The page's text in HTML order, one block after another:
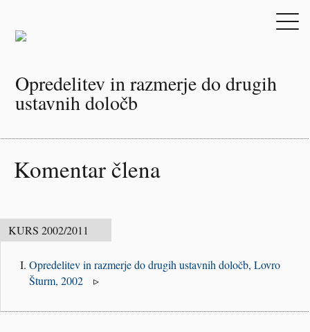
Opredelitev in razmerje do drugih
ustavnih določb
Komentar člena
Opredelitev in razmerje do drugih ustavnih določb, Lovro
Šturm, 2002